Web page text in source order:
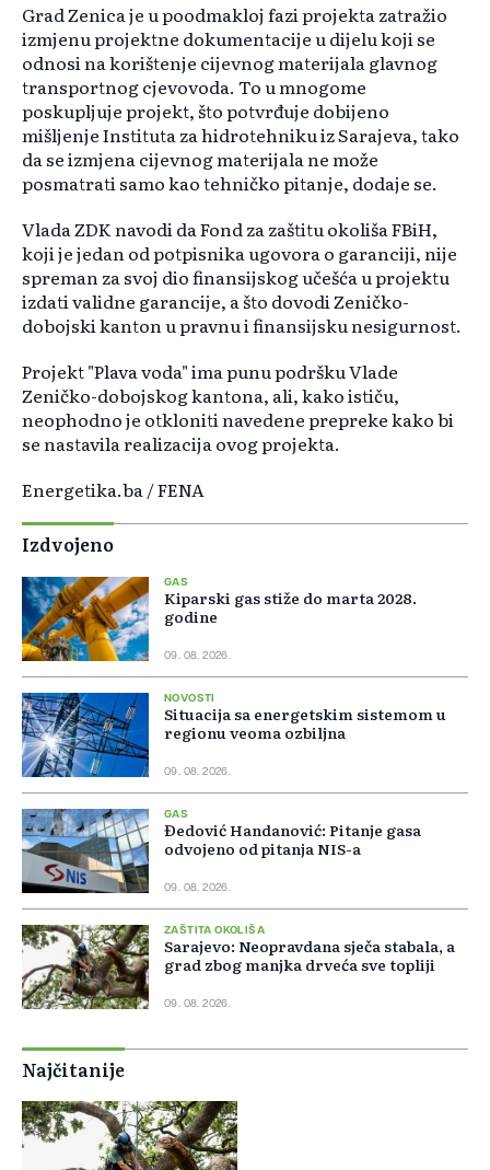
Grad Zenica je u poodmakloj fazi projekta zatražio
izmjenu projektne dokumentacije u dijelu koji se
odnosi na korištenje cijevnog materijala glavnog
transportnog cjevovoda. To u mnogome
poskupljuje projekt, što potvrđuje dobijeno
mišljenje Instituta za hidrotehniku iz Sarajeva, tako
da se izmjena cijevnog materijala ne može
posmatrati samo kao tehničko pitanje, dodaje se.
Vlada ZDK navodi da Fond za zaštitu okoliša FBiH,
koji je jedan od potpisnika ugovora o garanciji, nije
spreman za svoj dio finansijskog učešća u projektu
izdati validne garancije, a što dovodi Zeničko-
dobojski kanton u pravnu i finansijsku nesigurnost.
Projekt "Plava voda" ima punu podršku Vlade
Zeničko-dobojskog kantona, ali, kako ističu,
neophodno je otkloniti navedene prepreke kako bi
se nastavila realizacija ovog projekta.
Energetika.ba / FENA
Izdvojeno
GAS
Kiparski gas stiže do marta 2028.
godine
09. 08. 2026.
NOVOSTI
Situacija sa energetskim sistemom u
regionu veoma ozbiljna
09. 08. 2026.
GAS
Đedović Handanović: Pitanje gasa
odvojeno od pitanja NIS-a
09. 08. 2026.
ZAŠTITA OKOLIŠA
Sarajevo: Neopravdana sječa stabala, a
grad zbog manjka drveća sve topliji
09. 08. 2026.
Najčitanije